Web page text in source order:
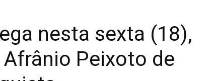
nesta sexta (18),
Peixoto de